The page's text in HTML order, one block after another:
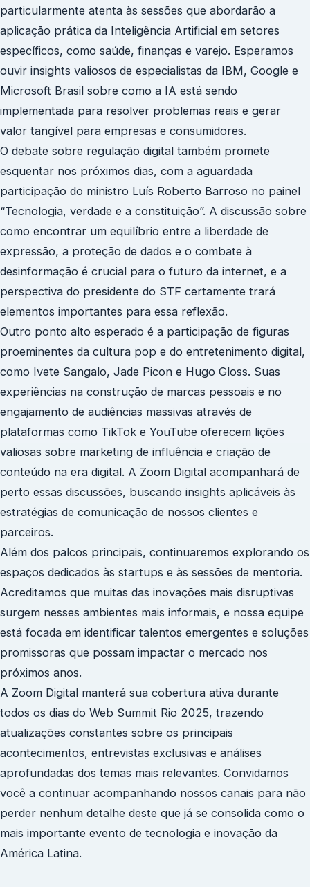
particularmente atenta às sessões que abordarão a
aplicação prática da Inteligência Artificial em setores
específicos, como saúde, finanças e varejo. Esperamos
ouvir insights valiosos de especialistas da IBM, Google e
Microsoft Brasil sobre como a IA está sendo
implementada para resolver problemas reais e gerar
valor tangível para empresas e consumidores.
O debate sobre regulação digital também promete
esquentar nos próximos dias, com a aguardada
participação do ministro Luís Roberto Barroso no painel
“Tecnologia, verdade e a constituição”. A discussão sobre
como encontrar um equilíbrio entre a liberdade de
expressão, a proteção de dados e o combate à
desinformação é crucial para o futuro da internet, e a
perspectiva do presidente do STF certamente trará
elementos importantes para essa reflexão.
Outro ponto alto esperado é a participação de figuras
proeminentes da cultura pop e do entretenimento digital,
como Ivete Sangalo, Jade Picon e Hugo Gloss. Suas
experiências na construção de marcas pessoais e no
engajamento de audiências massivas através de
plataformas como TikTok e YouTube oferecem lições
valiosas sobre marketing de influência e criação de
conteúdo na era digital. A Zoom Digital acompanhará de
perto essas discussões, buscando insights aplicáveis às
estratégias de comunicação de nossos clientes e
parceiros.
Além dos palcos principais, continuaremos explorando os
espaços dedicados às startups e às sessões de mentoria.
Acreditamos que muitas das inovações mais disruptivas
surgem nesses ambientes mais informais, e nossa equipe
está focada em identificar talentos emergentes e soluções
promissoras que possam impactar o mercado nos
próximos anos.
A Zoom Digital manterá sua cobertura ativa durante
todos os dias do Web Summit Rio 2025, trazendo
atualizações constantes sobre os principais
acontecimentos, entrevistas exclusivas e análises
aprofundadas dos temas mais relevantes. Convidamos
você a continuar acompanhando nossos canais para não
perder nenhum detalhe deste que já se consolida como o
mais importante evento de tecnologia e inovação da
América Latina.